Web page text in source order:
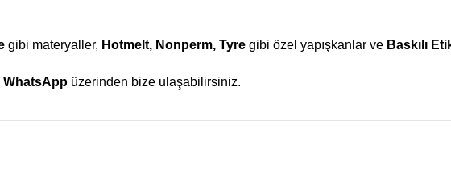
gibi materyaller, Hotmelt, Nonperm, Tyre gibi özel yapışkanlar ve Baskılı
WhatsApp üzerinden bize ulaşabilirsiniz.